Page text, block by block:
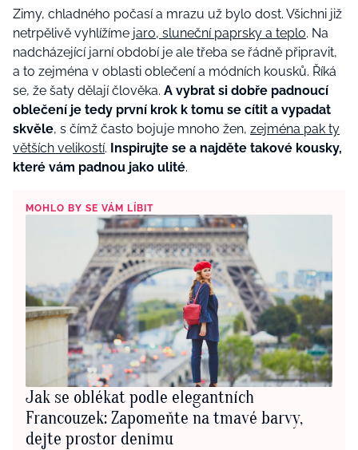
Zimy, chladného počasí a mrazu už bylo dost. Všichni již
netrpělivě vyhlížíme jaro, sluneční paprsky a teplo. Na
nadcházející jarní období je ale třeba se řádně připravit,
a to zejména v oblasti oblečení a módních kousků. Říká
se, že šaty dělají člověka. A vybrat si dobře padnoucí
oblečení je tedy první krok k tomu se cítit a vypadat
skvěle, s čímž často bojuje mnoho žen, zejména pak ty
větších velikostí. Inspirujte se a najděte takové kousky,
které vám padnou jako ulité.
MOHLO BY SE VÁM LÍBIT
Jak se oblékat podle elegantních
Francouzek: Zapomeňte na tmavé barvy,
dejte prostor denimu